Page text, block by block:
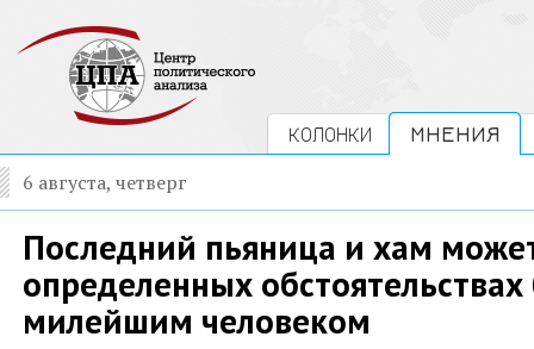
КОЛОНКИ МНЕНИЯ
6 августа, четверг
Последний пьяница и хам
определенных
милейшим человеком